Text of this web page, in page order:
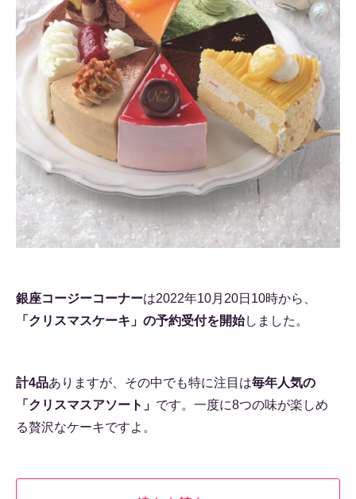
銀座コージーコーナーは2022年10月20日10時から、
「クリスマスケーキ」の予約受付を開始しました。
計4品ありますが、その中でも特に注目は毎年人気の
「クリスマスアソート」 です。一度に8つの味が楽しめ
る贅沢なケーキですよ。